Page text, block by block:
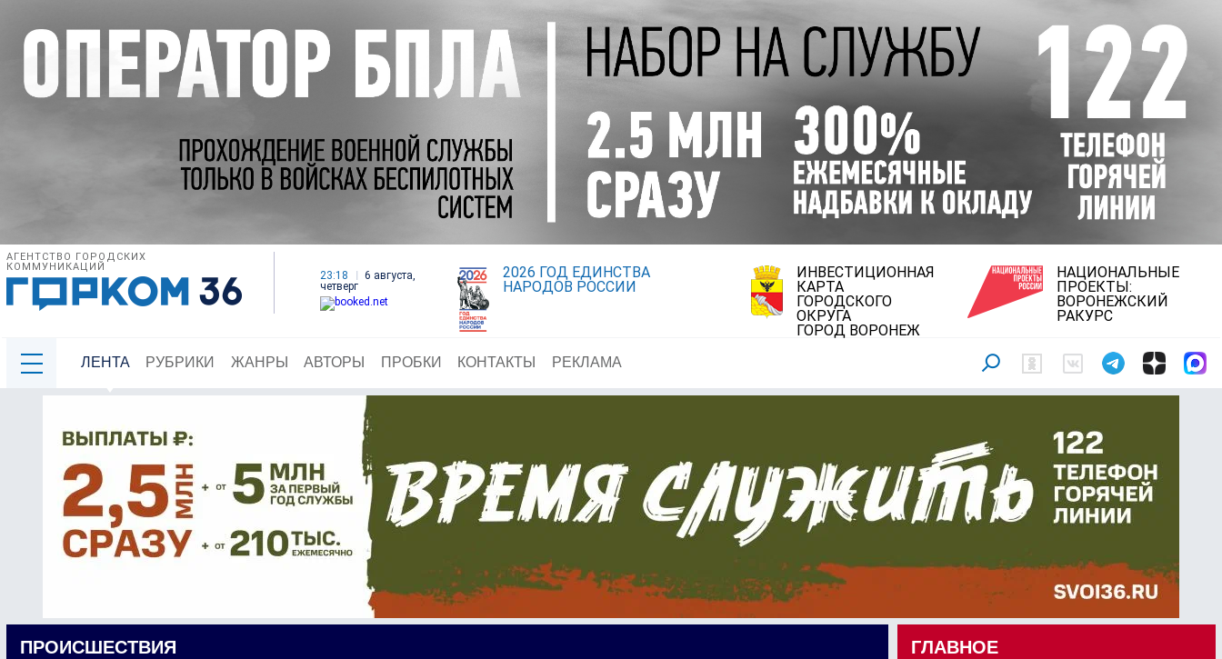
АГЕНТСТВО ГОРОДСКИХ
КОММУНИКАЦИЙ
23:18
6 августа,
четверг
2026 ГОД ЕДИНСТВА
НАРОДОВ РОССИИ
ИНВЕСТИЦИОННАЯ
КАРТА
ГОРОДСКОГО
ОКРУГА
ГОРОД ВОРОНЕЖ
НАЦИОНАЛЬНЫЕ
ПРОЕКТЫ:
ВОРОНЕЖСКИЙ
РАКУРС
ЛЕНТА РУБРИКИ ЖАНРЫ АВТОРЫ ПРОБКИ КОНТАКТЫ РЕКЛАМА
ПРОИСШЕСТВИЯ ГЛАВНОЕ